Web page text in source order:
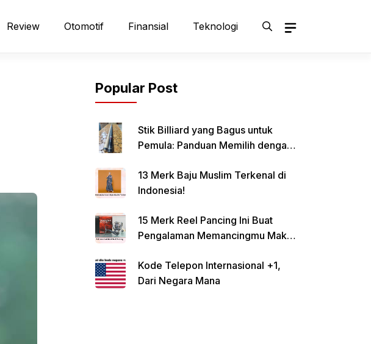
Review Otomotif Finansial Teknologi
Popular Post
Stik Billiard yang Bagus untuk
Pemula: Panduan Memilih dengan
13 Merk Baju Muslim Terkenal di
Indonesia!
15 Merk Reel Pancing Ini Buat
Pengalaman Memancingmu Makin
Kode Telepon Internasional +1,
Dari Negara Mana